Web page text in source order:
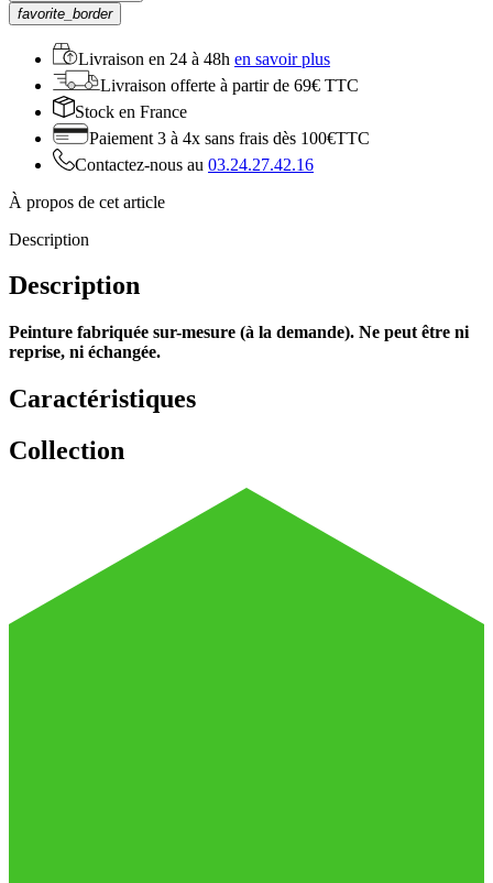
favorite_border
Livraison en 24 à 48h en savoir plus
Livraison offerte à partir de 69€ TTC
Stock en France
Paiement 3 à 4x sans frais dès 100€TTC
Contactez-nous au 03.24.27.42.16
À propos de cet article
Description
Description
Peinture fabriquée sur-mesure (à la demande). Ne peut être ni
reprise, ni échangée.
Caractéristiques
Collection